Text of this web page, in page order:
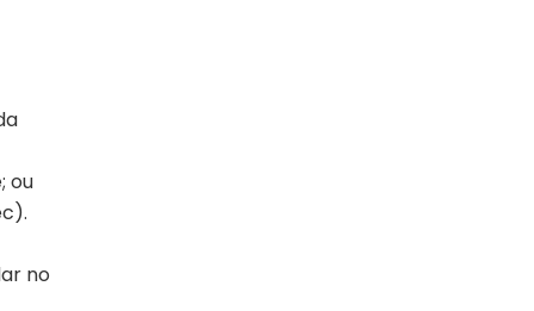
ou
no